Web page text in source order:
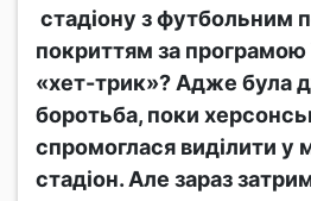
стадіону з футбольним
покриттям за
«хет-трик»? Адже була
боротьба, поки
спромоглася виділити у
стадіон. Але зараз